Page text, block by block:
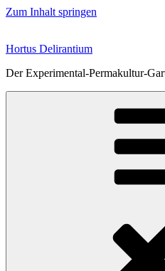
Zum Inhalt springen
Hortus Delirantium
Der Experimental-Permakultur-